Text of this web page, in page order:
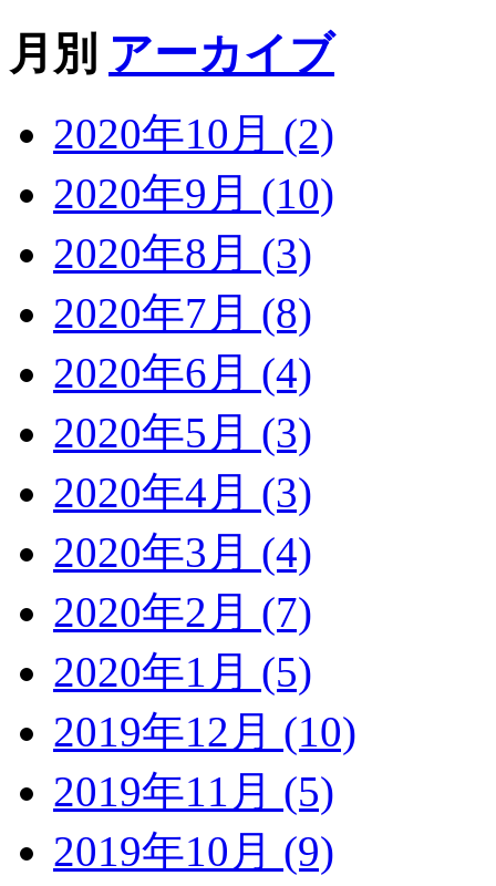
月別 アーカイブ
2020年10月 (2)
2020年9月 (10)
2020年8月 (3)
2020年7月 (8)
2020年6月 (4)
2020年5月 (3)
2020年4月 (3)
2020年3月 (4)
2020年2月 (7)
2020年1月 (5)
2019年12月 (10)
2019年11月 (5)
2019年10月 (9)